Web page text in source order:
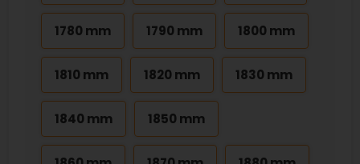
1780 mm 1790 mm 1800 mm
1810 mm 1820 mm 1830 mm
1840 mm 1850 mm